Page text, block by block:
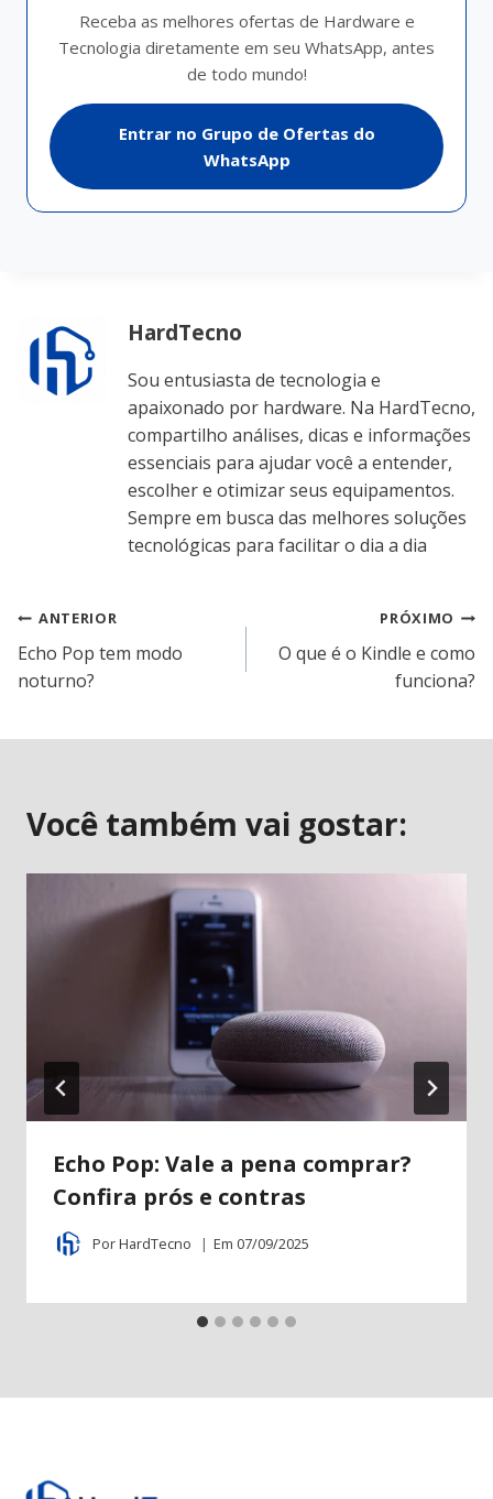
Receba as melhores ofertas de Hardware e
Tecnologia diretamente em seu WhatsApp, antes
de todo mundo!
Entrar no Grupo de Ofertas do
WhatsApp
HardTecno
Sou entusiasta de tecnologia e
apaixonado por hardware. Na HardTecno,
compartilho análises, dicas e informações
essenciais para ajudar você a entender,
escolher e otimizar seus equipamentos.
Sempre em busca das melhores soluções
tecnológicas para facilitar o dia a dia
Navegação
de
ANTERIOR
Echo Pop tem modo
noturno?
PRÓXIMO
O que é o Kindle e como
funciona?
Você também vai gostar:
Echo Pop: Vale a pena comprar?
Confira prós e contras
PorHardTecno Em 07/09/2025